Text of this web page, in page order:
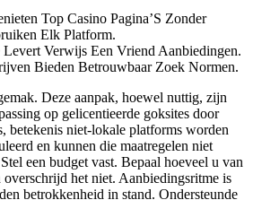
Top Casino Pagina’S Zonder
Elk Platform.
Verwijs Een Vriend Aanbiedingen.
Bieden Betrouwbaar Zoek Normen.
Deze aanpak, hoewel nuttig, zijn
op gelicentieerde goksites door
betekenis niet-lokale platforms worden
en kunnen die maatregelen niet
een budget vast. Bepaal hoeveel u van
overschrijd het niet. Aanbiedingsritme is
betrokkenheid in stand. Ondersteunde